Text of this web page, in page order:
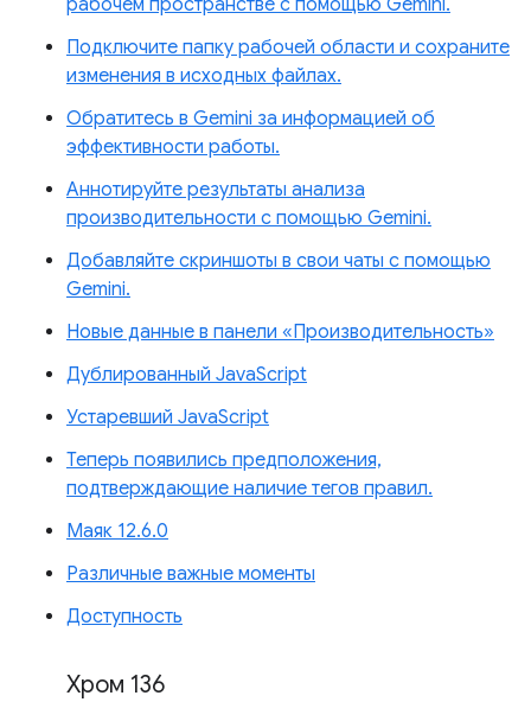
рабочем пространстве с помощью Gemini.
Подключите папку рабочей области и сохраните
изменения в исходных файлах.
Обратитесь в Gemini за информацией об
эффективности работы.
Аннотируйте результаты анализа
производительности с помощью Gemini.
Добавляйте скриншоты в свои чаты с помощью
Gemini.
Новые данные в панели «Производительность»
Дублированный JavaScript
Устаревший JavaScript
Теперь появились предположения,
подтверждающие наличие тегов правил.
Маяк 12.6.0
Различные важные моменты
Доступность
Хром 136